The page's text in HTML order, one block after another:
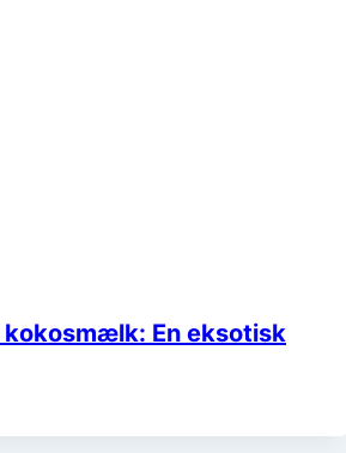
kokosmælk: En eksotisk